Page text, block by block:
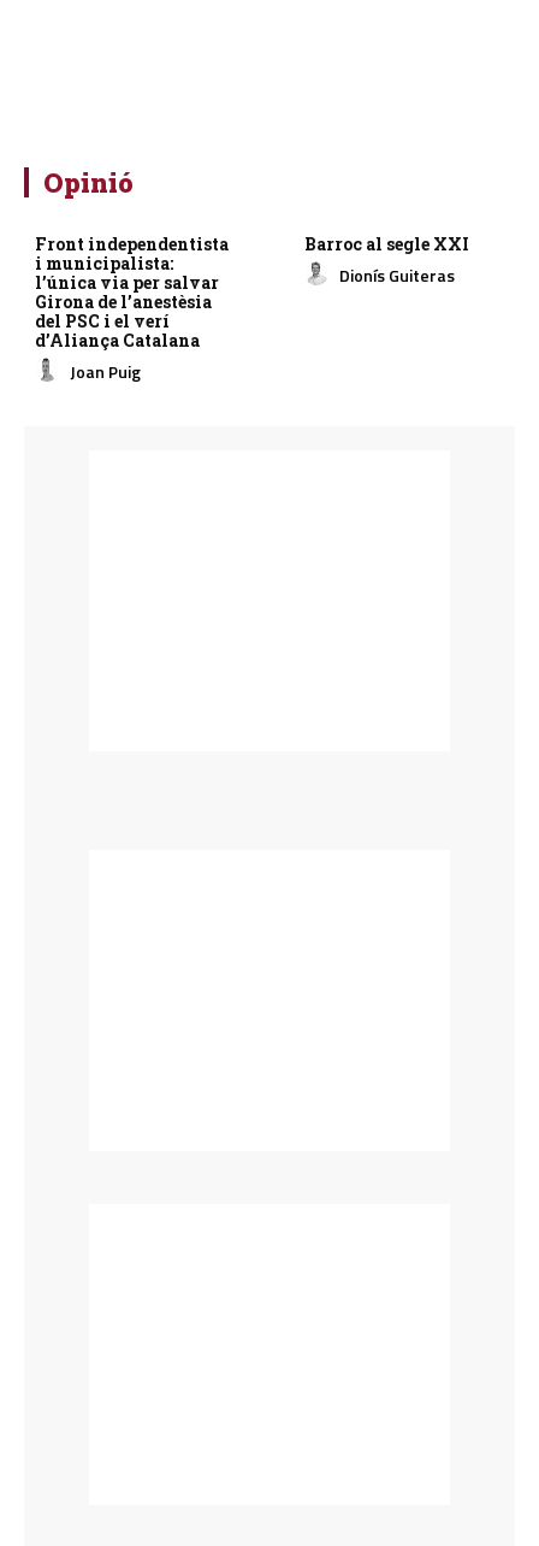
Opinió
Front independentista
i municipalista:
l’única via per salvar
Girona de l’anestèsia
del PSC i el verí
d’Aliança Catalana
Joan Puig
Barroc al segle XXI
Dionís Guiteras